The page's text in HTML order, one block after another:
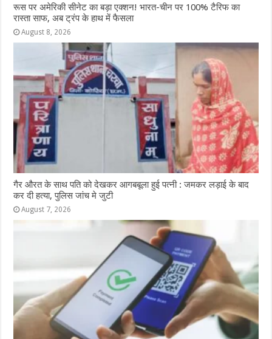
रूस पर अमेरिकी सीनेट का बड़ा एक्शन! भारत-चीन पर 100% टैरिफ का
रास्ता साफ, अब ट्रंप के हाथ में फैसला
August 8, 2026
गैर औरत के साथ पति को देखकर आगबबूला हुई पत्नी : जमकर लड़ाई के बाद
कर दी हत्या, पुलिस जांच मे जुटी
August 7, 2026